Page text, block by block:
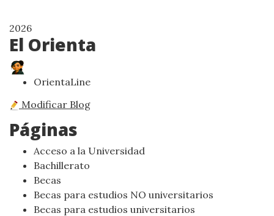
2026
El Orienta
OrientaLine
Modificar Blog
Páginas
Acceso a la Universidad
Bachillerato
Becas
Becas para estudios NO universitarios
Becas para estudios universitarios